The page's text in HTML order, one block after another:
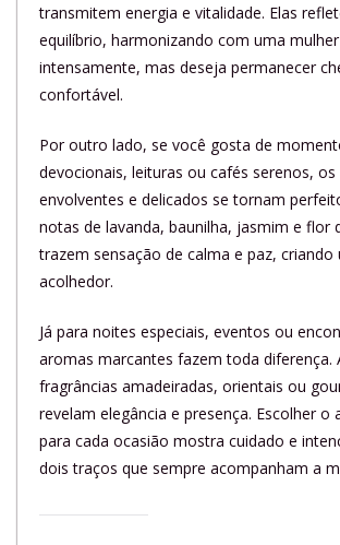
transmitem energia e vitalidade. Elas
equilíbrio, harmonizando com uma
intensamente, mas deseja permanecer
confortável.
Por outro lado, se você gosta de
devocionais, leituras ou cafés serenos,
envolventes e delicados se tornam
notas de lavanda, baunilha, jasmim e flor
trazem sensação de calma e paz, criando
acolhedor.
Já para noites especiais, eventos ou
aromas marcantes fazem toda diferença.
fragrâncias amadeiradas, orientais ou
revelam elegância e presença. Escolher o
para cada ocasião mostra cuidado e
dois traços que sempre acompanham a